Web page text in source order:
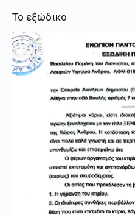
Το εξώδικο